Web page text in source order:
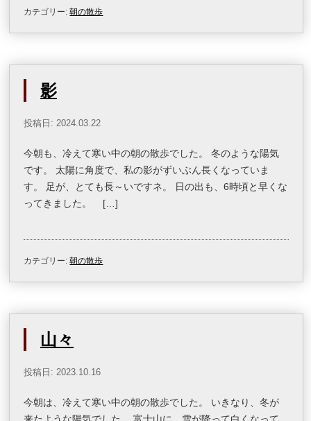
カテゴリー:朝の散歩
影
投稿日: 2024.03.22
今朝も、冷えて寒い中の朝の散歩でした。 冬のような陽気
です。 太陽に角度で、私の影がずいぶん長くなっていま
す。 足が、とても長～いですネ。 日の出も、6時頃と早くな
ってきました。 […]
カテゴリー:朝の散歩
山々
投稿日: 2023.10.16
今朝は、冷えて寒い中の朝の散歩でした。 いきなり、冬が